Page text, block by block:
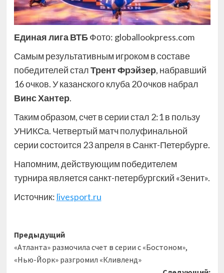
Единая лига ВТБФото: globallookpress.com
Самым результативным игроком в составе
победителей сталТрент Фрэйзер, набравший
16 очков. У казанского клуба 20 очков набрал
Винс Хантер.
Таким образом, счет в серии стал 2:1 в пользу
УНИКСа. Четвертый матч полуфинальной
серии состоится 23 апреля в Санкт-Петербурге.
Напомним, действующим победителем
турнира является санкт-петербургский «Зенит».
Источник: livesport.ru
Навигация
записи
Предыдущий
«Атланта» размочила счет в серии с «Бостоном»,
«Нью-Йорк» разгромил «Кливленд»